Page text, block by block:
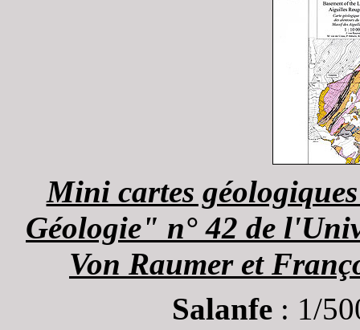
Mini cartes
Géologie" n° 42 de
Von Raumer et
Salanfe : 1/